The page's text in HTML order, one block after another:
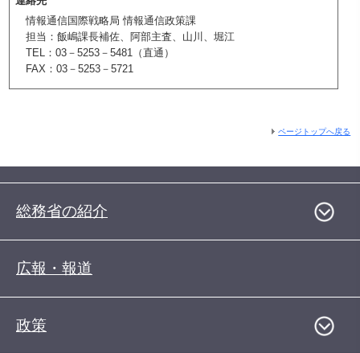
情報通信国際戦略局 情報通信政策課
担当：飯嶋課長補佐、阿部主査、山川、堀江
TEL：03－5253－5481（直通）
FAX：03－5253－5721
ページトップへ戻る
総務省の紹介
広報・報道
政策